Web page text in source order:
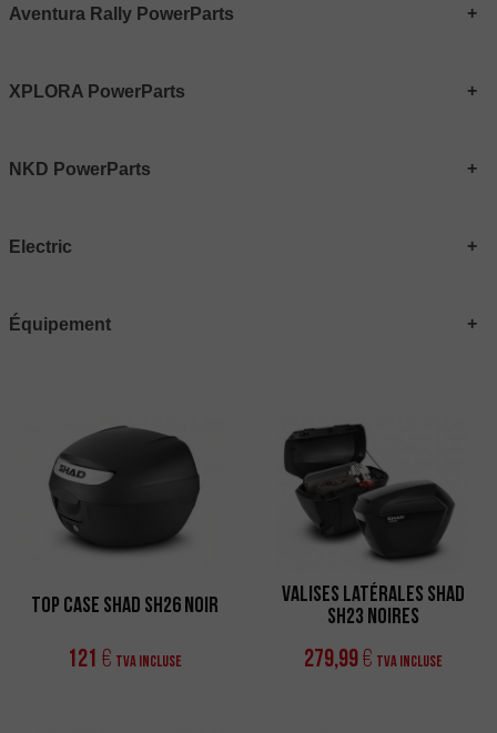
Aventura Rally PowerParts
XPLORA PowerParts
NKD PowerParts
Electric
Équipement
Top Case SHAD SH26 Noir
121 € TVA incluse
Valises latérales SHAD
SH23 Noires
279,99€ TVA incluse